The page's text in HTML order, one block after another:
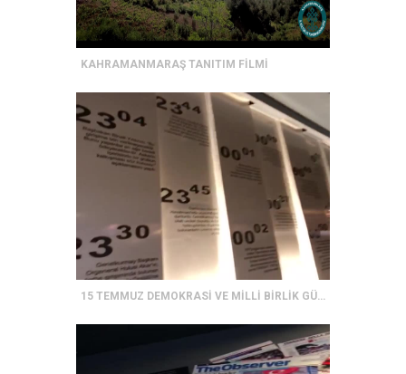
KAHRAMANMARAŞ TANITIM FİLMİ
15 TEMMUZ DEMOKRASİ VE MİLLİ BİRLİK GÜNÜ